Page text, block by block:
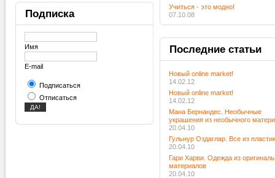
Подписка
Имя
E-mail
Подписаться
Отписаться
Учиться - это модно!
07.10.08
Последниестатьи
Новый online market!
14.02.12
Новый online market!
14.02.12
Мана Бернандес. Необычные
украшения из необычного
20.04.10
Гульнур Оздаглар. Все из
20.04.10
Гари Харви. Одежда из
материалов
20.04.10